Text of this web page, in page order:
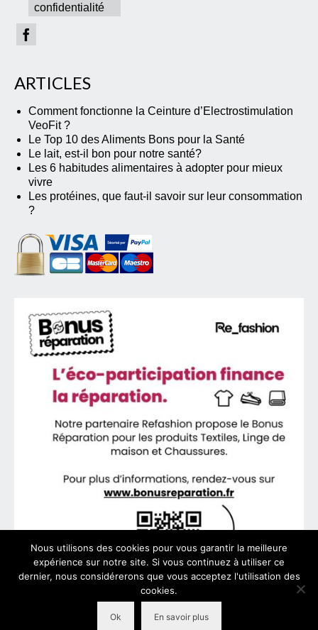
confidentialité
ARTICLES
Comment fonctionne la Ceinture d’Electrostimulation
VeoFit ?
Le Top 10 des Aliments Bons pour la Santé
Le lait, est-il bon pour notre santé?
Les 6 habitudes alimentaires à adopter pour mieux
vivre
Les protéines, que faut-il savoir sur leur consommation
?
© 2026 VeoFit - WordPress Theme by Kadence WP
Nous utilisons des cookies pour vous garantir la meilleure
expérience sur notre site. Si vous continuez à utiliser ce
dernier, nous considérerons que vous acceptez l'utilisation des
cookies.
Ok En savoir plus